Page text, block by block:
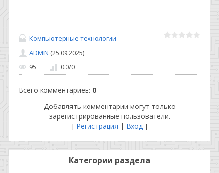
Компьютерные технологии
ADMIN (25.09.2025)
95
0.0/0
Всего комментариев: 0
Добавлять комментарии могут только
зарегистрированные пользователи.
[ Регистрация | Вход ]
Категории раздела